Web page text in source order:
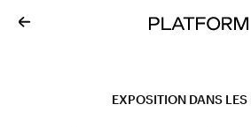
EXPOSITION DANS LES